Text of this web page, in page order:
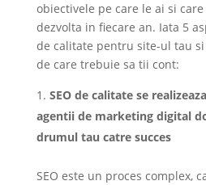
obiectivele pe care le ai si
dezvolta in fiecare an. Iata 5
de calitate pentru site-ul tau
de care trebuie sa tii cont:
SEO de calitate se
agentii de marketing digital
drumul tau catre succes
SEO este un proces complex,